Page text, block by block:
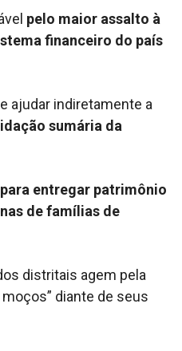
pelo maior assalto à
financeiro do país
ajudar indiretamente a
sumária da
entregar patrimônio
de famílias de
distritais agem pela
diante de seus